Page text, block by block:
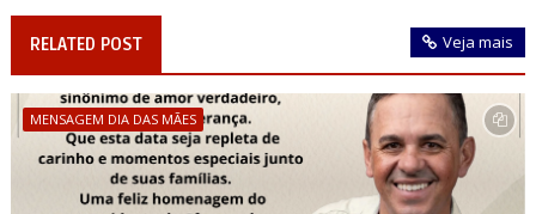
RELATED POST Veja mais
MENSAGEM DIA DAS MÃES